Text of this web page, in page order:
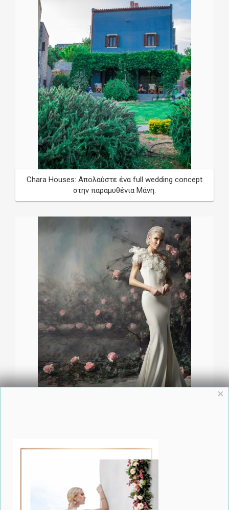
Chara Houses: Απολαύστε ένα full wedding concept
στην παραμυθένια Μάνη.
×